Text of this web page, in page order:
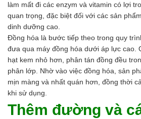
làm mất đi các enzym và vitamin có lợi
quan trọng, đặc biệt đối với các sản
dinh dưỡng cao.
Đồng hóa là bước tiếp theo trong quy
đưa qua máy đồng hóa dưới áp lực cao.
hạt kem nhỏ hơn, phân tán đồng đều
phân lớp. Nhờ vào việc đồng hóa, sản
mịn màng và nhất quán hơn, đồng thời
khi sử dụng.
Thêm đường và